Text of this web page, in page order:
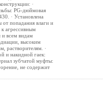
·
PG-дюймовая
· Установлена
от попадания влаги и
агрессивным
и всем видам
высоким
растворителям. ·
и накидной гаек:
зубчатой муфты:
не содержит